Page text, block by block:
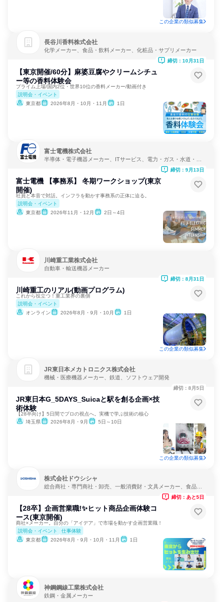
この企業の類似募集
長谷川香料株式会社
化学メーカー、食品・飲料メーカー、化粧品・サプリメーカー
【東京開催/60分】麻婆豆腐やクリームシチュ
ー等の香料体験会
プライム上場/国内2位・世界10位の香料メーカー/動画付き
説明会・イベント
東京都
2026年8月・10月・11月 1日
締切：10月31日
富士電機株式会社
半導体・電子機器メーカー、ITサービス、電力・ガス・水道・エ
富士電機 【事務系】 冬期ワークショップ(東京
開催)
社員と本音で対話。インフラを動かす事務系の正体に迫る。
説明会・イベント
東京都
2026年11月・12月 2日～4日
締切：9月13日
川崎重工業株式会社
自動車・輸送機器メーカー
川崎重工のリアル(動画プログラム)
これから役立つ！重工業界の裏側
説明会・イベント
オンライン
2026年8月・9月・10月 1日
締切：8月31日
この企業の類似募集
JR東日本メカトロニクス株式会社
機械・医療機器メーカー、鉄道、ソフトウェア開発
JR東日本G_5DAYS_Suicaと駅を創る企画×技
術体験
【28卒向け】5日間でプロの視点へ。実機で学ぶ技術の核心
埼玉県
2026年8月・9月 5日～10日
締切：8月5日
この企業の類似募集
株式会社ドウシシャ
総合商社・専門商社・卸売、一般消費財・文具メーカー、食品・
【28卒】企画営業職!✨ヒット商品企画体験コ
ース(東京開催)
商社×メーカー。自分の「アイデア」で市場を動かす企画営業職！
説明会・イベント
仕事体験
東京都
2026年8月・9月・10月・11月 1日
締切：あと5日
神鋼鋼線工業株式会社
鉄鋼・金属メーカー